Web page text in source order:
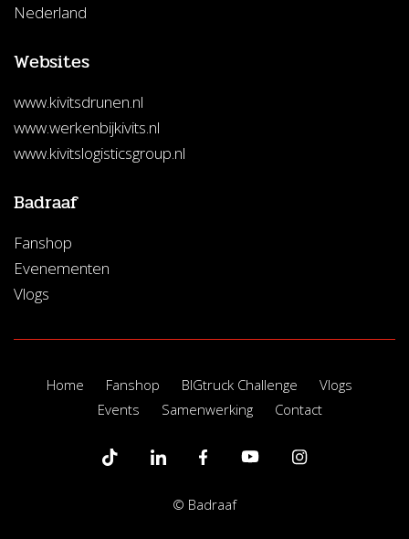
Nederland
Websites
www.kivitsdrunen.nl
www.werkenbijkivits.nl
www.kivitslogisticsgroup.nl
Badraaf
Fanshop
Evenementen
Vlogs
© Badraaf
Home Fanshop BIGtruck Challenge
Vlogs
Events
Samenwerking Contact